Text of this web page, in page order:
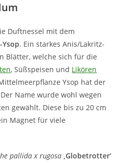
Duftnessel mit dem
Ysop. Ein starkes Anis/Lakritz-
Blätter, welche sich für die
, Süßspeisen und Likören
Ysop hat der
Name wurde wohl wegen
gewählt. Diese bis zu 20 cm
Magnet für viele
pallida x rugosa ‚Globetrotter‘